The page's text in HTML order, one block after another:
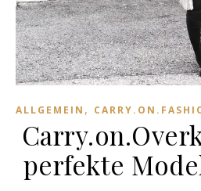
ALLGEMEIN ,
perfekte